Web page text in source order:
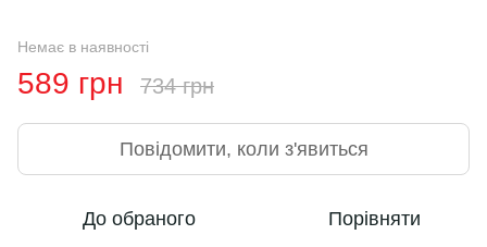
Немає в наявності
589 грн 734 грн
Повідомити, коли з'явиться
До обраного Порівняти